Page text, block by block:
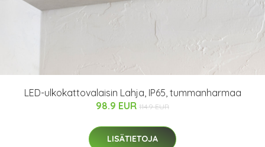
LED-ulkokattovalaisin Lahja, IP65, tummanharmaa
98.9 EUR 114.9 EUR
LISÄTIETOJA